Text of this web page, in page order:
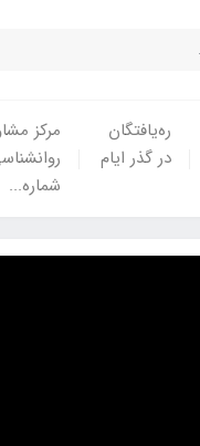
ره‌یافتگان
در گذر ایام
مرکز
شماره...